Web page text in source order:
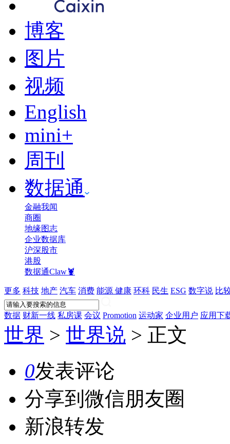
博客
图片
视频
English
mini+
周刊
数据通
金融我闻
商圈
地缘图志
企业数据库
沪深股市
港股
数据通Claw🦞
更多 科技 地产 汽车 消费 能源 健康 环科 民生 ESG 数字说 比
数据 财新一线 私房课 会议 Promotion 运动家 企业用户 应用下
世界 > 世界说 > 正文
0发表评论
分享到微信朋友圈
新浪转发